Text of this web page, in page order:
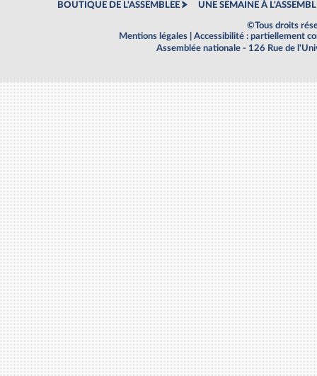
BOUTIQUE DE L'ASSEMBLEE UNE SEMAINE À
©Tous droits
Mentions légales
Accessibilité : partiellement
Assemblée nationale - 126 Rue de